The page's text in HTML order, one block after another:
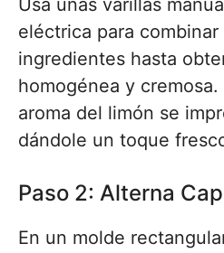
Usa unas varillas
eléctrica para
ingredientes hasta
homogénea y
aroma del limón se
dándole un toque
Paso 2: Alterna
En un molde